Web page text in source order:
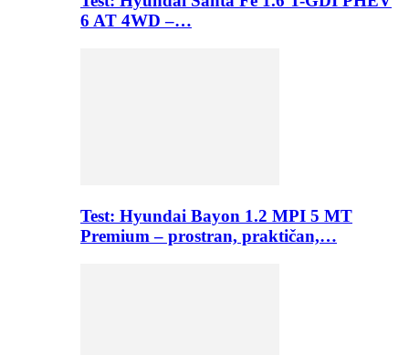
6 AT 4WD –…
Test: Hyundai Bayon 1.2 MPI 5 MT
Premium – prostran, praktičan,…